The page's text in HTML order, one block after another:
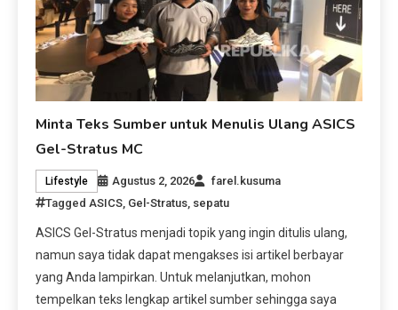
Minta Teks Sumber untuk Menulis Ulang ASICS
Gel-Stratus MC
Lifestyle Agustus 2, 2026
farel.kusuma
TaggedASICS, Gel-Stratus, sepatu
ASICS Gel-Stratus menjadi topik yang ingin ditulis ulang,
namun saya tidak dapat mengakses isi artikel berbayar
yang Anda lampirkan. Untuk melanjutkan, mohon
tempelkan teks lengkap artikel sumber sehingga saya